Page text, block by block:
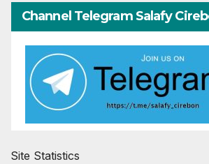
Channel Telegram Salafy
Site Statistics